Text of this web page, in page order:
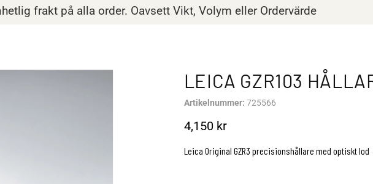
frakt på alla order. Oavsett Vikt, Volym eller Ordervärde
LEICA GZR103
Artikelnummer: 725566
Aktuellt pris
4,150 kr
Leica Original GZR3 precisionshållare med optiskt lod